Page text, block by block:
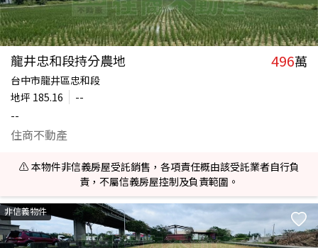
龍井忠和段持分農地 496萬
台中市龍井區忠和段
地坪 185.16
--
--
住商不動產
⚠️ 本物件非信義房屋受託銷售，各項責任概由該受託業者自行負
責，不屬信義房屋控制及負責範圍。
非信義物件